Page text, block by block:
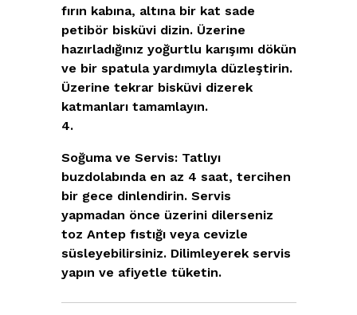
fırın kabına, altına bir kat sade
petibör bisküvi dizin. Üzerine
hazırladığınız yoğurtlu karışımı dökün
ve bir spatula yardımıyla düzleştirin.
Üzerine tekrar bisküvi dizerek
katmanları tamamlayın.
Soğuma ve Servis:Tatlıyı
buzdolabında en az 4 saat, tercihen
bir gece dinlendirin. Servis
yapmadan önce üzerini dilerseniz
toz Antep fıstığı veya cevizle
süsleyebilirsiniz. Dilimleyerek servis
yapın ve afiyetle tüketin.